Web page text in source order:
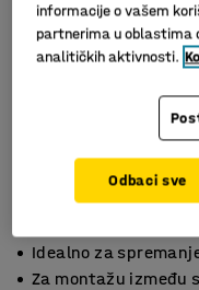
Idealno za
Za montažu između
informacije o vašem
partnerima u oblastima
analitičkih aktivnosti.
Odbaci sve